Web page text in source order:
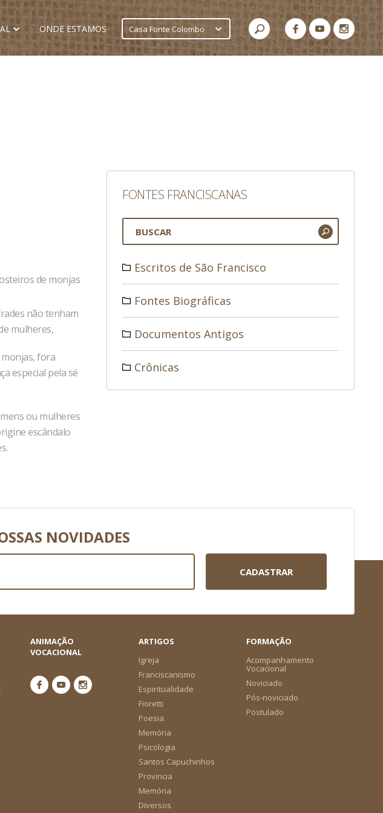
ONDE ESTAMOS Casa Fonte Colombo
de monjas
não tenham
mulheres,
fora
especial pela sé
ou mulheres
escândalo
FONTES FRANCISCANAS
Escritos de São Francisco
Fontes Biográficas
Documentos Antigos
Crônicas
NOVIDADES
CADASTRAR
ANIMAÇÃO
VOCACIONAL
ARTIGOS
Igreja
Franciscanismo
Espiritualidade
Fioretti
Poesia
Memória
Psicologia
Santos Capuchinhos
Provincia
Memória
Diversos
FORMAÇÃO
Acompanhamento
Vocacional
Noviciado
Pós-noviciado
Postulado